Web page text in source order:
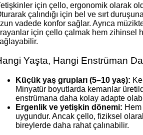
için çello, ergonomik olarak
çalındığı için bel ve sırt
vadede konfor sağlar. Ayrıca
için çello çalmak hem zihinsel
Yaşta, Hangi Enstrüman
Küçük yaş grupları (5–10 yaş):
Minyatür boyutlarda kemanlar
enstrümana daha kolay adapte
Ergenlik ve yetişkin dönemi:
uygundur. Ancak çello, fiziksel
bireylerde daha rahat çalınabilir.